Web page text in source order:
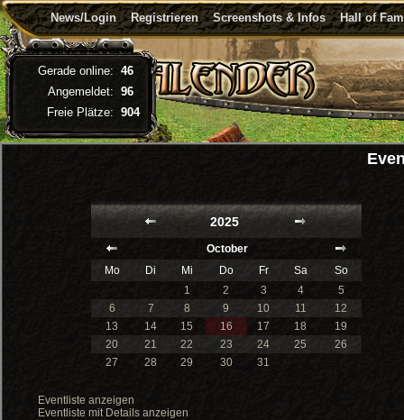
News/Login Registrieren Screenshots & Infos Hall of
2025
October
Mo
Di Mi Do Fr Sa
So
1
2 3 4
5
6
7 8 9 10 11
12
13
14 15 16 17 18
19
20
21 22 23 24 25
26
27
28 29 30 31
Eventliste anzeigen
Eventliste mit Details anzeigen
Gerade online: 46
Angemeldet: 96
Freie Plätze: 904